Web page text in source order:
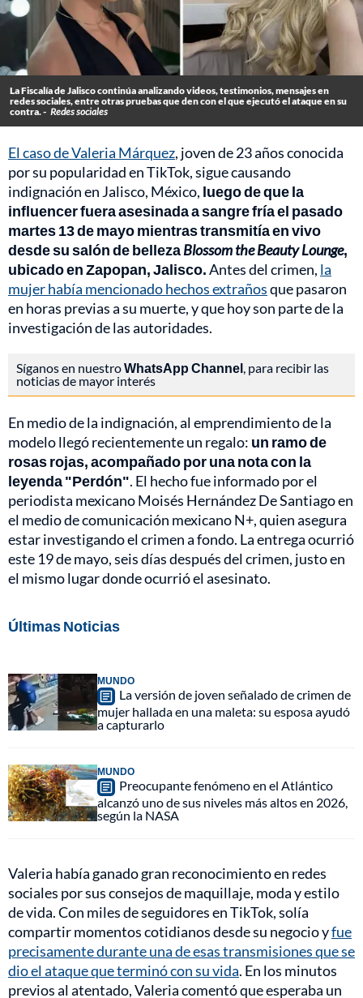
La Fiscalía de Jalisco continúa analizando videos, testimonios, mensajes en
redes sociales, entre otras pruebas que den con el que ejecutó el ataque en su
contra. - Redes sociales
El caso de Valeria Márquez, joven de 23 años conocida
por su popularidad en TikTok, sigue causando
indignación en Jalisco, México, luego de que la
influencer fuera asesinada a sangre fría el pasado
martes 13 de mayo mientras transmitía en vivo
desde su salón de bellezaBlossom the Beauty Lounge,
ubicado en Zapopan, Jalisco.Antes del crimen, la
mujer había mencionado hechos extrañosque pasaron
en horas previas a su muerte, y que hoy son parte de la
investigación de las autoridades.
Síganos en nuestroWhatsApp Channel, para recibir las
noticias de mayor interés
En medio de la indignación, al emprendimiento de la
modelo llegó recientemente un regalo: un ramo de
rosas rojas, acompañado por una nota con la
leyenda "Perdón". El hecho fue informado por el
periodista mexicano Moisés Hernández De Santiago en
el medio de comunicación mexicano N+, quien asegura
estar investigando el crimen a fondo. La entrega ocurrió
este 19 de mayo, seis días después del crimen, justo en
el mismo lugar donde ocurrió el asesinato.
Últimas Noticias
MUNDO
La versión de joven señalado de crimen de
mujer hallada en una maleta: su esposa ayudó
a capturarlo
MUNDO
Preocupante fenómeno en el Atlántico
alcanzó uno de sus niveles más altos en 2026,
según la NASA
Valeria había ganado gran reconocimiento en redes
sociales por sus consejos de maquillaje, moda y estilo
de vida. Con miles de seguidores en TikTok, solía
compartir momentos cotidianos desde su negocio yfue
precisamente durante una de esas transmisiones que se
dio el ataque que terminó con su vida. En los minutos
previos al atentado, Valeria comentó que esperaba un